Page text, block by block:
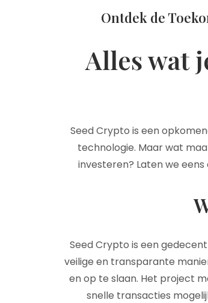
Ontdek de
Alles wat
Seed Crypto is een
technologie. Maar wat
investeren? Laten we
Seed Crypto is een
veilige en transparante
en op te slaan. Het project
snelle transacties